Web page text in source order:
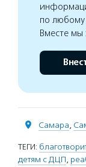
по любому
Вместе мы
Самара,
ТЕГИ:
детям с ДЦП,